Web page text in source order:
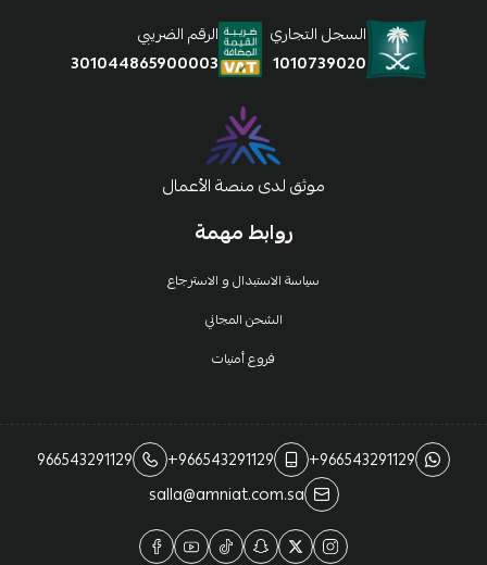
روابط مهمة
سياسة الاستبدال و الاسترجاع
الشحن المجاني
فروع أمنيات
السجل التجاري
1010739020
الرقم الضريبي
301044865900003
موثق لدى منصة الأعمال
+966543291129
+966543291129
966543291129
salla@amniat.com.sa